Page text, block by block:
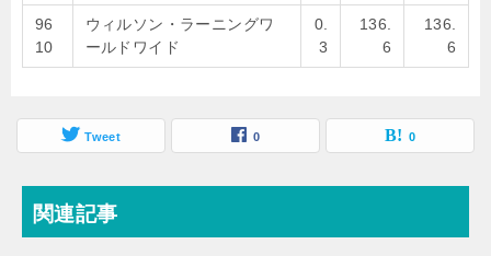
96
10
ウィルソン・ラーニングワ
ールドワイド
0.
3
136.
6
136.
6
Tweet 0 0
関連記事